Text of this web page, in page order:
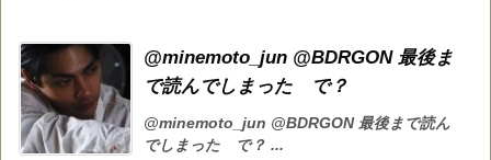
@minemoto_jun @BDRGON 最後ま
で読んでしまった で？
@minemoto_jun @BDRGON 最後まで読ん
でしまった で？ ...